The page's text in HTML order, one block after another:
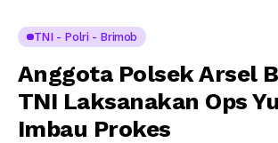
TNI - Polri - Brimob
Anggota Polsek Arsel
TNI Laksanakan Ops
Imbau Prokes